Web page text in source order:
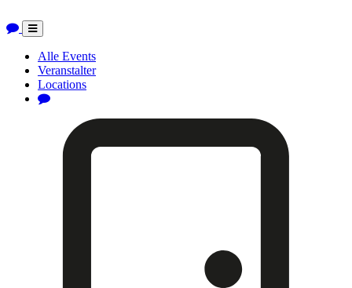
Toggle
navigation
Alle Events
Veranstalter
Locations